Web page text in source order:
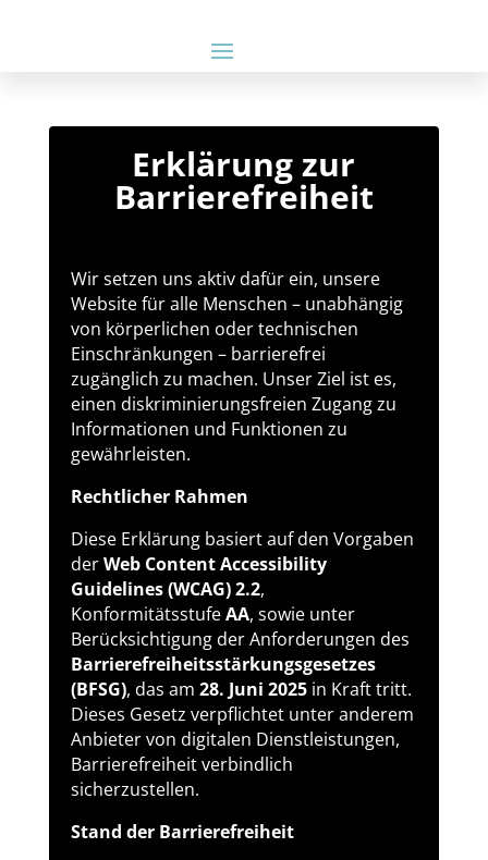
Erklärung zur
Barrierefreiheit
Wir setzen uns aktiv dafür ein, unsere
Website für alle Menschen – unabhängig
von körperlichen oder technischen
Einschränkungen – barrierefrei
zugänglich zu machen. Unser Ziel ist es,
einen diskriminierungsfreien Zugang zu
Informationen und Funktionen zu
gewährleisten.
Rechtlicher Rahmen
Diese Erklärung basiert auf den Vorgaben
derWeb Content Accessibility
Guidelines (WCAG) 2.2,
KonformitätsstufeAA, sowie unter
Berücksichtigung der Anforderungen des
Barrierefreiheitsstärkungsgesetzes
(BFSG), das am 28. Juni 2025in Kraft tritt.
Dieses Gesetz verpflichtet unter anderem
Anbieter von digitalen Dienstleistungen,
Barrierefreiheit verbindlich
sicherzustellen.
Stand der Barrierefreiheit